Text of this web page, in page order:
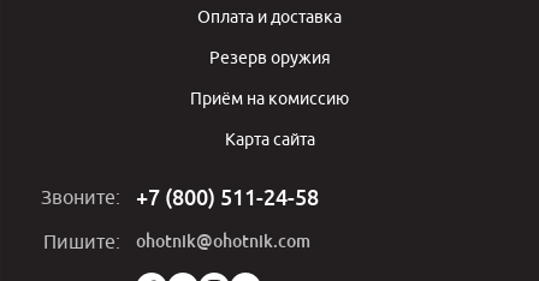
Оплата и доставка
Резерв оружия
Приём на комиссию
Карта сайта
Звоните: +7 (800) 511-24-58
Пишите: ohotnik@ohotnik.com